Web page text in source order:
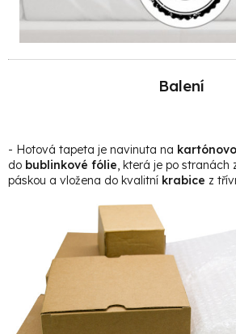
Balení
- Hotová tapeta je navinuta na
do bublinkové fólie, která je po stranách
páskou a vložena do kvalitní krabice z